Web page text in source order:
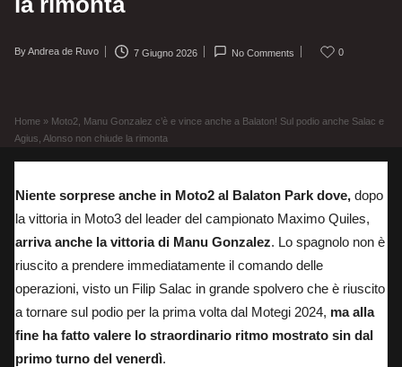
Posted
ByAndrea de Ruvo 7 Giugno 2026 No Comments 0
Home » Moto2, Manu Gonzalez c’è e vince anche a Balaton! Sul podio anche Salac e
Agius, Alonso non chiude la rimonta
Niente sorprese anche in Moto2 al Balaton Park dove, dopo
la vittoria in Moto3 del leader del campionato Maximo Quiles,
arriva anche la vittoria di Manu Gonzalez. Lo spagnolo non è
riuscito a prendere immediatamente il comando delle
operazioni, visto un Filip Salac in grande spolvero che è riuscito
a tornare sul podio per la prima volta dal Motegi 2024, ma alla
fine ha fatto valere lo straordinario ritmo mostrato sin dal
primo turno del venerdì.